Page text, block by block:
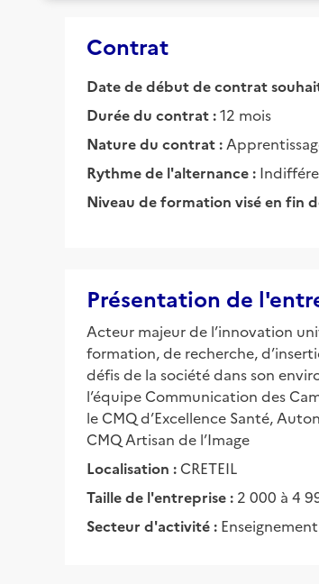
Contrat
Date de début de contrat
Durée du contrat :12 mois
Nature du contrat :
Rythme de l'alternance :
Niveau de formation visé en fin
Présentation de
Acteur majeur de l’innovation
formation, de recherche,
défis de la société dans son
l’équipe Communication des
le CMQ d’Excellence Santé,
CMQ Artisan de l’Image
Localisation : CRETEIL
Taille de l'entreprise : 2 000 à 4
Secteur d'activité :